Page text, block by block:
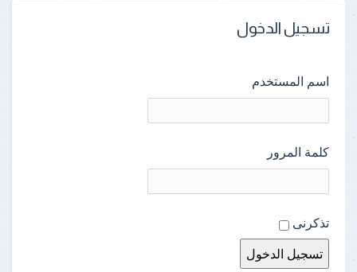
تسجيل الدخول
اسم المستخدم
كلمة المرور
تذكرنى